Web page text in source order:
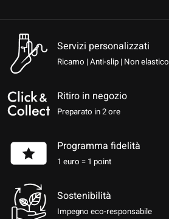
Servizi personalizzati
Ricamo | Anti-slip | Non elastico
Ritiro in negozio
Preparato in 2 ore
Programma fidelità
1 euro = 1 point
Sostenibilità
Impegno eco-responsabile